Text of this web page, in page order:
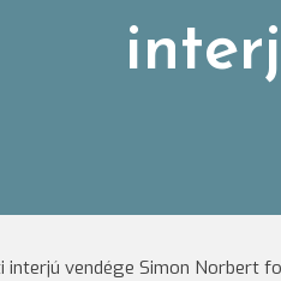
interjú vendége Simon Norbert